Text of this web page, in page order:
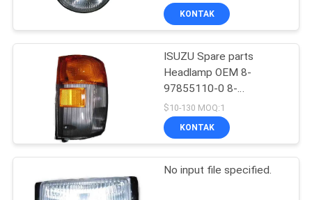
hino 300 bagian
KONTAK
ISUZU Spare parts
Headlamp OEM 8-
97855110-0 8-
978551100
$10-130 MOQ:1
KONTAK
No input file specified.